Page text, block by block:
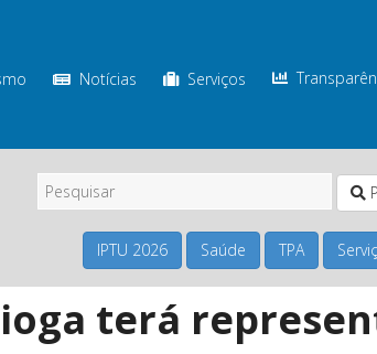
Notícias Serviços
IPTU 2026 Saúde TPA
terá